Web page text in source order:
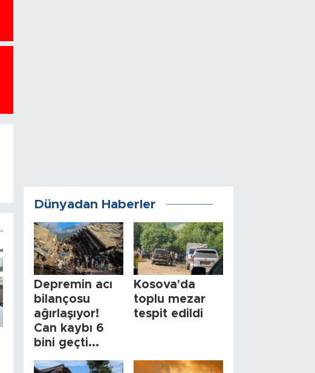
Dünyadan Haberler
Depremin acı
bilançosu
ağırlaşıyor!
Can kaybı 6
bini geçti...
Kosova'da
toplu mezar
tespit edildi